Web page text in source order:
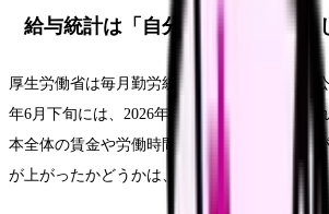
給与統計は「自分の明細」に落と
厚生労働省は毎月勤労統計調査の月別結果を
年6月下旬には、2026年4月分の確報が掲載さ
本全体の賃金や労働時間を見るには重要です
が上がったかどうかは、平均だけでは判断でき